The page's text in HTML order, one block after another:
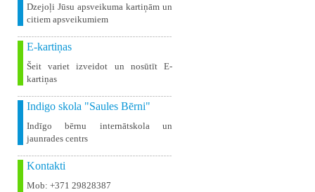
Dzejoļi Jūsu apsveikuma kartiņām un
citiem apsveikumiem
E-kartiņas
Šeit variet izveidot un nosūtīt E-
kartiņas
Indigo skola "Saules Bērni"
Indīgo bērnu internātskola un
jaunrades centrs
Kontakti
Mob: +371 29828387